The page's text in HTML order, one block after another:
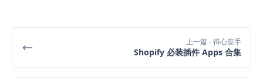
上一篇- 得心应手
Shopify 必装插件 Apps 合集